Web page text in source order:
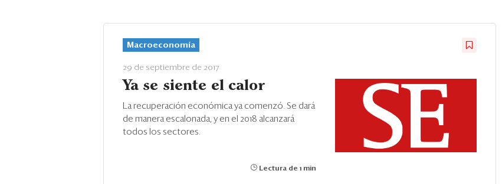
Macroeconomía
29 de septiembre de 2017
Ya se siente el calor
La recuperación económica ya comenzó. Se dará
de manera escalonada, y en el 2018 alcanzará
todos los sectores.
Lectura de 1 min